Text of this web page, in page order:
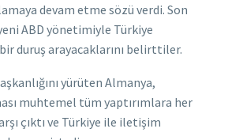
devam etme sözü verdi. Son
ABD yönetimiyle Türkiye
duruş arayacaklarını belirttiler.
yürüten Almanya,
muhtemel tüm yaptırımlara her
çıktı ve Türkiye ile iletişim